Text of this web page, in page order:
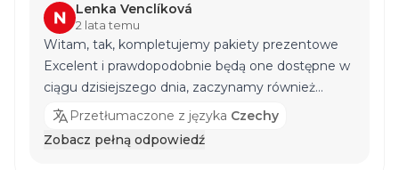
Lenka Venclíková
2 lata temu
Witam, tak, kompletujemy pakiety prezentowe
Excelent i prawdopodobnie będą one dostępne w
ciągu dzisiejszego dnia, zaczynamy również
sprzedawać piękny kalendarz adwentowy i
listopada.
Przetłumaczone z języka Czechy
Zobacz pełną odpowiedź